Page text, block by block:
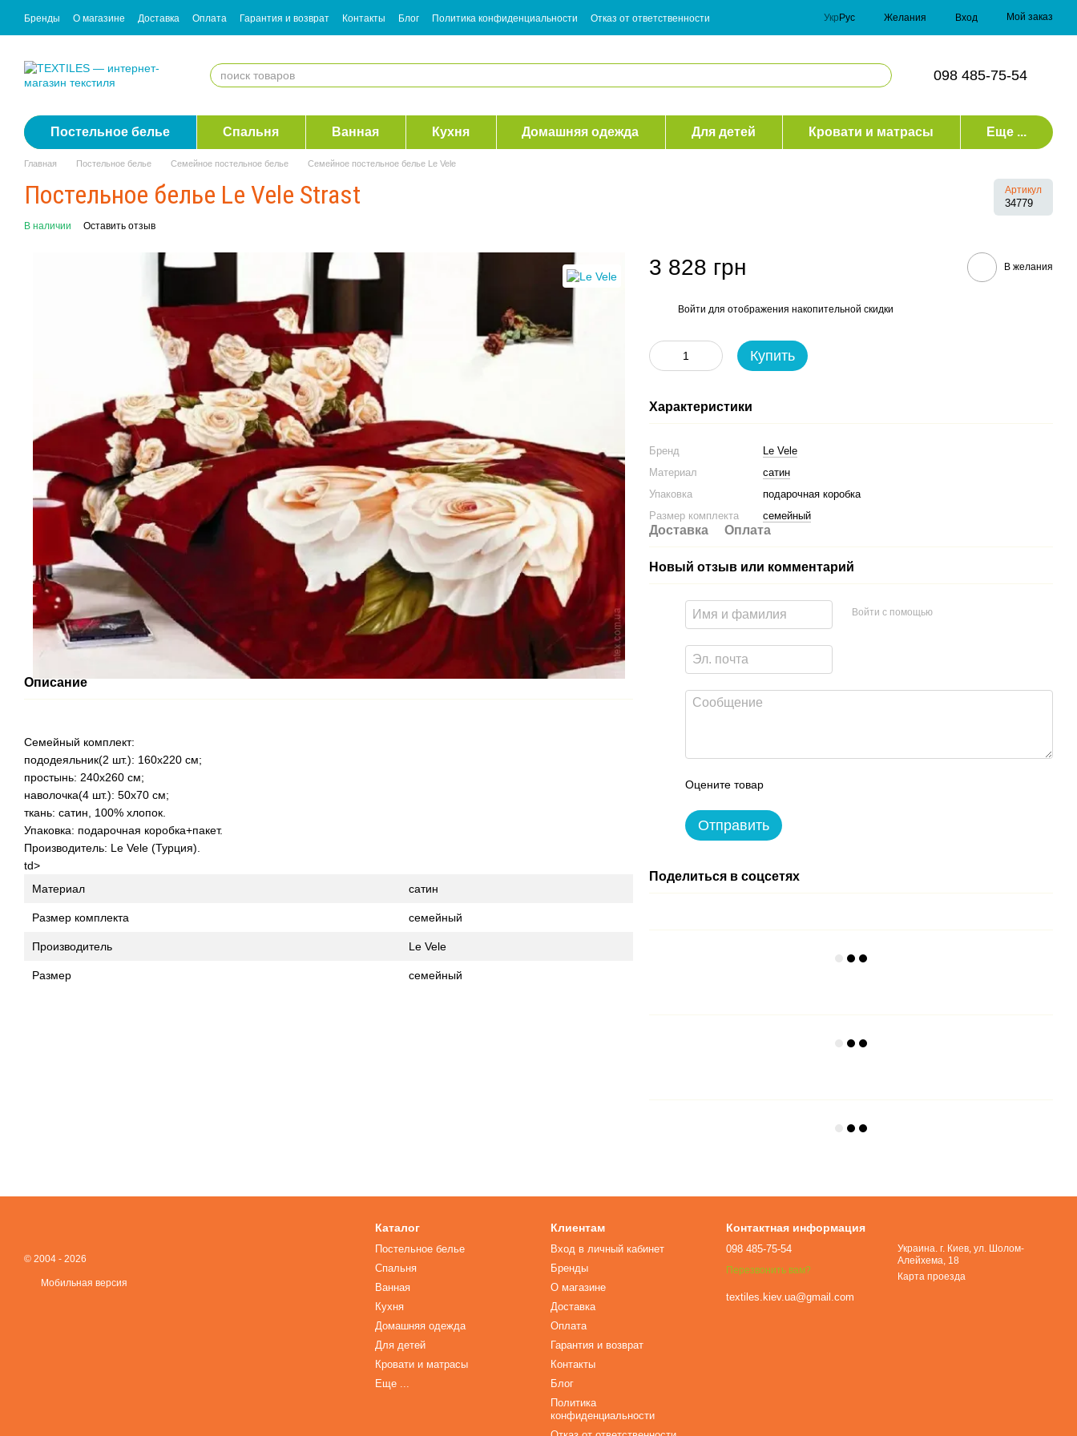
Перейти к основному контенту
Бренды О магазине Доставка Оплата Гарантия и возврат Контакты Блог Политика конфиденциальности
Отказ от ответственности
Согласие с рассылкой
Укр Рус Желания Вход Мой заказ
098 485-75-54
Постельное белье Спальня Ванная Кухня Домашняя одежда Для детей Кровати и матрасы Еще ...
Главная Постельное белье Семейное постельное белье Семейное постельное белье Le Vele
Постельное белье Le Vele Strast Артикул
34779
В наличии Оставить отзыв
Описание
Семейный комплект:
пододеяльник(2 шт.): 160x220 см;
простынь: 240x260 см;
наволочка(4 шт.): 50x70 см;
ткань: сатин, 100% хлопок.
Упаковка: подарочная коробка+пакет.
Производитель: Le Vele (Турция).
td>
Материал
сатин
Размер комплекта семейный
Производитель Le Vele
Размер семейный
3 828 грн В желания
Войти для отображения накопительной скидки
Купить
Характеристики
Бренд
Le Vele
Материал
сатин
Упаковка
подарочная коробка
Размер комплекта
семейный
Доставка Оплата
Новый отзыв или комментарий
Войти с помощью
Оцените товар
Отправить
Поделиться в соцсетях
© 2004 - 2026
Мобильная версия
Каталог
Постельное белье
Спальня
Ванная
Кухня
Домашняя одежда
Для детей
Кровати и матрасы
Еще ...
Клиентам
Вход в личный кабинет
Бренды
О магазине
Доставка
Оплата
Гарантия и возврат
Контакты
Блог
Политика
конфиденциальности
Контактная информация
098 485-75-54
Перезвонить вам?
textiles.kiev.ua@gmail.com
Украина. г. Киев, ул. Шолом-
Алейхема, 18
Карта проезда